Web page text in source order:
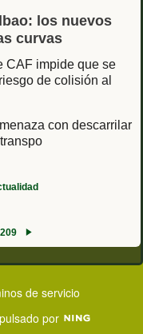
los nuevos
curvas
CAF impide que se
de colisión al
con descarrilar
209
de servicio
por